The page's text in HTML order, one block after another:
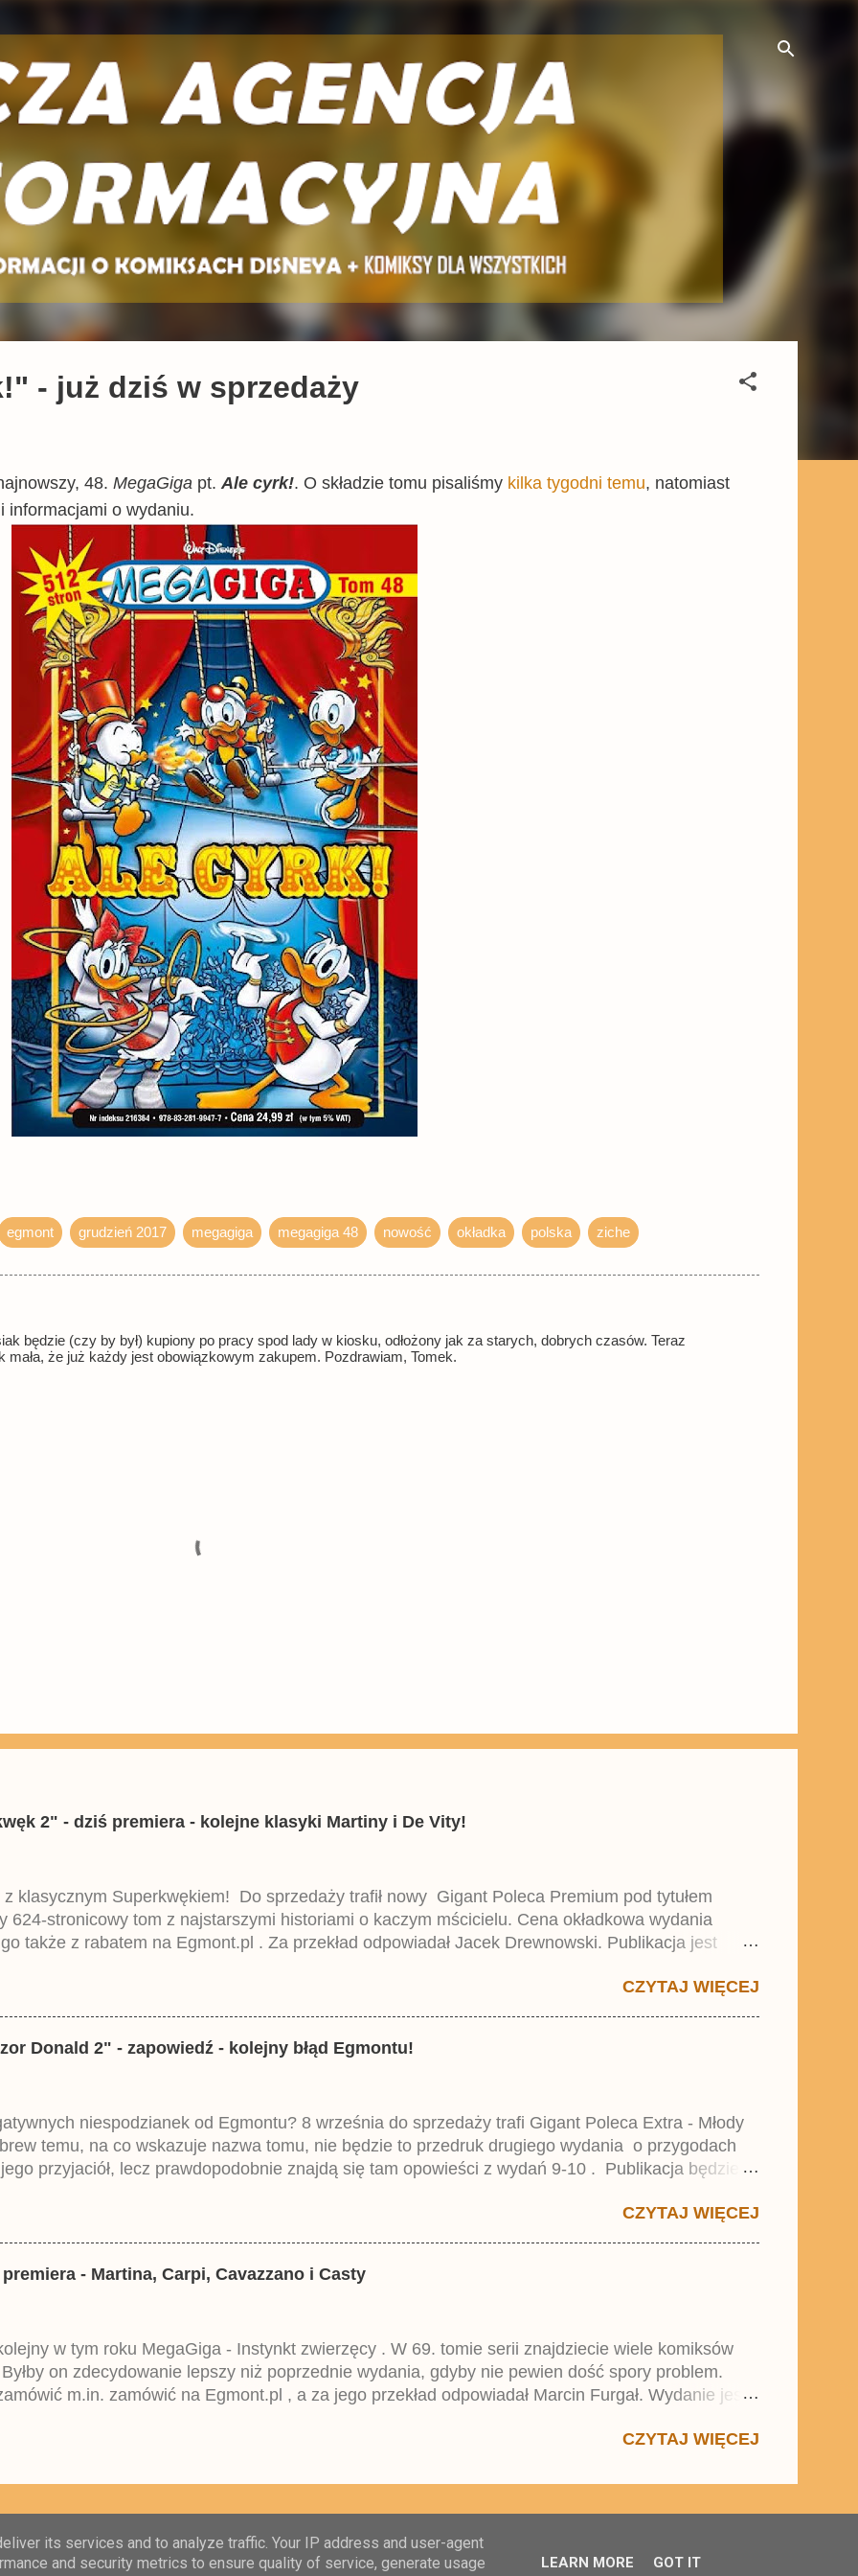
- już dziś w sprzedaży
48. MegaGiga pt. Ale cyrk!. O składzie tomu pisaliśmy kilka tygodni temu, natomiast
informacjami o wydaniu.
egmont grudzień 2017 megagiga megagiga 48 nowość okładka polska ziche
będzie (czy by był) kupiony po pracy spod lady w kiosku, odłożony jak za starych, dobrych czasów. Teraz
że już każdy jest obowiązkowym zakupem. Pozdrawiam, Tomek.
2" - dziś premiera - kolejne klasyki Martiny i De Vity!
klasycznym Superkwękiem! Do sprzedaży trafił nowy Gigant Poleca Premium pod tytułem
624-stronicowy tom z najstarszymi historiami o kaczym mścicielu. Cena okładkowa wydania
także z rabatem na Egmont.pl . Za przekład odpowiadał Jacek Drewnowski. Publikacja jest
CZYTAJ WIĘCEJ
Donald 2" - zapowiedź - kolejny błąd Egmontu!
niespodzianek od Egmontu? 8 września do sprzedaży trafi Gigant Poleca Extra - Młody
temu, na co wskazuje nazwa tomu, nie będzie to przedruk drugiego wydania o przygodach
przyjaciół, lecz prawdopodobnie znajdą się tam opowieści z wydań 9-10 . Publikacja będzie
CZYTAJ WIĘCEJ
- Martina, Carpi, Cavazzano i Casty
w tym roku MegaGiga - Instynkt zwierzęcy . W 69. tomie serii znajdziecie wiele komiksów
on zdecydowanie lepszy niż poprzednie wydania, gdyby nie pewien dość spory problem.
m.in. zamówić na Egmont.pl , a za jego przekład odpowiadał Marcin Furgał. Wydanie jest
CZYTAJ WIĘCEJ
© Kacza Agencja Informacyjna 2015-2025 i Centrum komiksów Disneya 2009-2014
its services and to analyze traffic. Your IP address and user-agent
and security metrics to ensure quality of service, generate usage
LEARN MORE GOT IT